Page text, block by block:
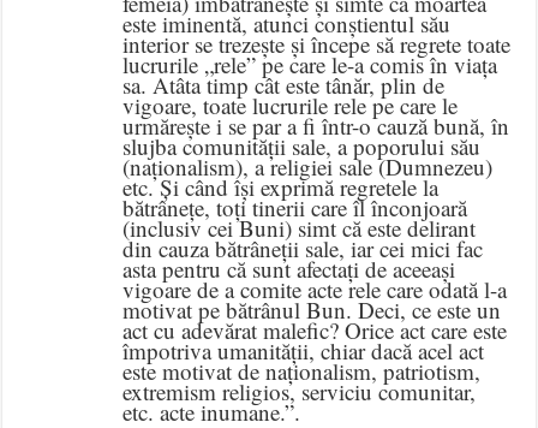
este iminentă, atunci conștientul său
interior se trezește și începe să regrete toate
lucrurile „rele” pe care le-a comis în viața
sa. Atâta timp cât este tânăr, plin de
vigoare, toate lucrurile rele pe care le
urmărește i se par a fi într-o cauză bună, în
slujba comunității sale, a poporului său
(naționalism), a religiei sale (Dumnezeu)
etc. Și când își exprimă regretele la
bătrânețe, toți tinerii care îl înconjoară
(inclusiv cei Buni) simt că este delirant
din cauza bătrâneții sale, iar cei mici fac
asta pentru că sunt afectați de aceeași
vigoare de a comite acte rele care odată l-a
motivat pe bătrânul Bun. Deci, ce este un
act cu adevărat malefic? Orice act care este
împotriva umanității, chiar dacă acel act
este motivat de naționalism, patriotism,
extremism religios, serviciu comunitar,
etc. acte inumane.”.